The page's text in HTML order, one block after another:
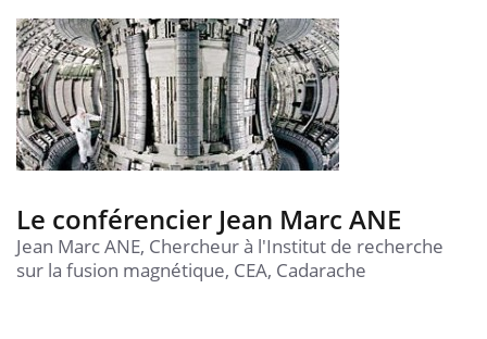
Le conférencier Jean Marc ANE
Jean Marc ANE, Chercheur à l'Institut de recherche
sur la fusion magnétique, CEA, Cadarache